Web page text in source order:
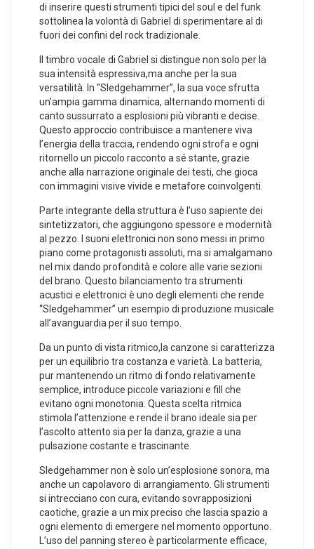
di⁤ inserire questi strumenti tipici⁤ del⁣ soul e del funk
sottolinea ⁤la volontà di Gabriel di sperimentare al di
fuori dei ​confini del ​rock tradizionale.
Il timbro ⁢vocale di Gabriel si distingue non solo per la
sua​ intensità espressiva,ma anche per la sua⁢
versatilità.‍ In “Sledgehammer”, la ‌sua voce sfrutta
un’ampia gamma dinamica, ⁢alternando momenti di‍
canto sussurrato a esplosioni più vibranti e decise.
Questo⁤ approccio contribuisce a mantenere viva
⁤l’energia della traccia, rendendo ogni strofa e ogni
ritornello un piccolo racconto a sé stante, grazie
anche alla narrazione originale dei testi, che gioca
con immagini visive‌ vivide e metafore ⁣coinvolgenti.
Parte integrante della struttura è l’uso sapiente ​dei
sintetizzatori, che aggiungono spessore e modernità
al pezzo. I suoni‌ elettronici non sono messi⁢ in primo
piano come protagonisti assoluti, ma si amalgamano ​
nel mix dando profondità e colore alle varie sezioni
del brano. Questo bilanciamento tra strumenti
acustici e​ elettronici è ⁢uno degli elementi che rende
⁢“Sledgehammer” un esempio di produzione musicale
all’avanguardia​ per il suo tempo.
Da⁣ un punto ⁤di vista ritmico,la canzone si caratterizza
per un equilibrio tra costanza e varietà. La‍ batteria,
pur mantenendo un ritmo di fondo relativamente
semplice, introduce piccole variazioni e fill‌ che
evitano ‌ogni monotonia. Questa scelta ritmica
stimola ‍l’attenzione e rende il‌ brano ideale sia per
l’ascolto attento sia per la danza, grazie a‌ una
pulsazione⁤ costante e ‍trascinante.
Sledgehammer non è solo un’esplosione sonora,‌ ma
anche ‌un capolavoro di arrangiamento. Gli strumenti
si intrecciano con cura, evitando sovrapposizioni
caotiche, grazie a un mix preciso che lascia spazio a
ogni elemento di emergere nel momento opportuno.
L’uso del panning stereo è particolarmente efficace,